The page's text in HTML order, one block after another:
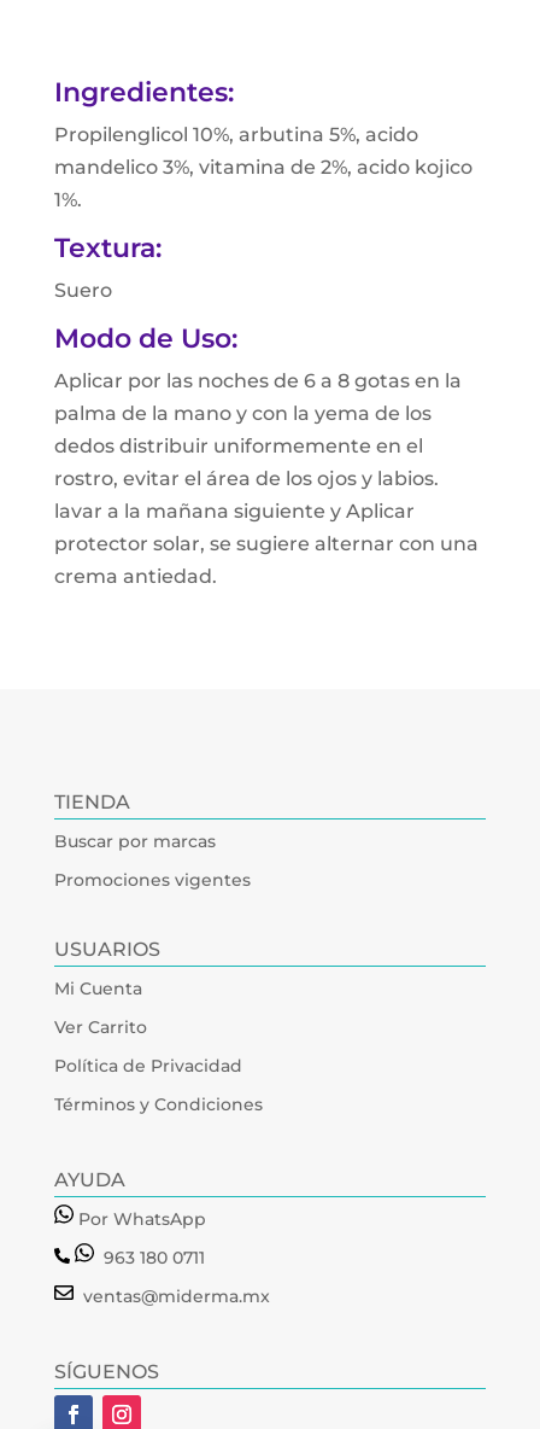
Ingredientes:
Propilenglicol 10%, arbutina 5%, acido
mandelico 3%, vitamina de 2%, acido kojico
1%.
Textura:
Suero
Modo de Uso:
Aplicar por las noches de 6 a 8 gotas en la
palma de la mano y con la yema de los
dedos distribuir uniformemente en el
rostro, evitar el área de los ojos y labios.
lavar a la mañana siguiente y Aplicar
protector solar, se sugiere alternar con una
crema antiedad.
TIENDA
Buscar por marcas
Promociones vigentes
USUARIOS
Mi Cuenta
Ver Carrito
Política de Privacidad
Términos y Condiciones
AYUDA
Por WhatsApp
963 180 0711
ventas@miderma.mx
SÍGUENOS